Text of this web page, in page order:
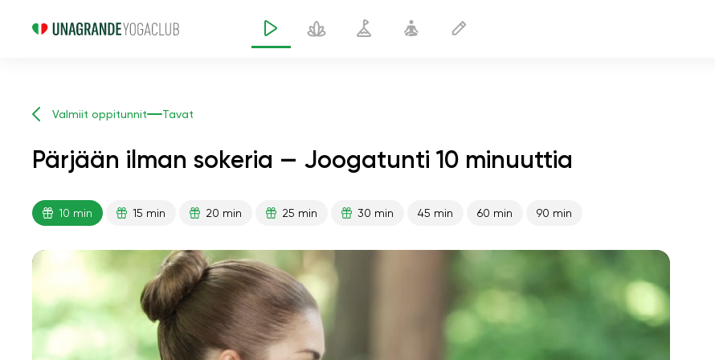
Valmiit oppitunnit Tavat
Pärjään ilman sokeria — Joogatunti 10 minuuttia
10 min 15 min 20 min 25 min 30 min 45 min 60 min 90 min